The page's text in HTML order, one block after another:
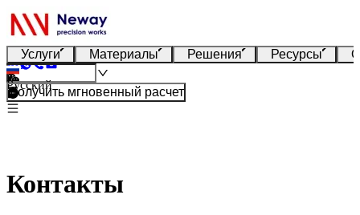
Услуги Материалы Решения Ресурсы
Русский
Получить мгновенный расчет
Контакты